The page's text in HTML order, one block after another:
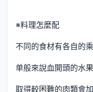
※料理怎麼配
不同的食材有各自的
单般來說血開頭的水
取得較困難的肉類會